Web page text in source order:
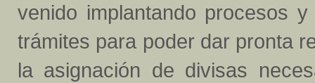
venido implantando procesos
trámites para poder dar pronta
la asignación de divisas